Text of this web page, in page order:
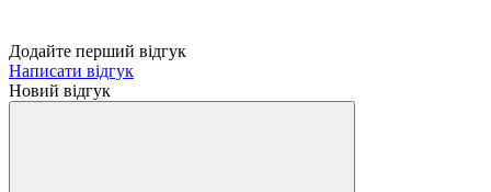
Додайте перший відгук
Написати відгук
Новий відгук